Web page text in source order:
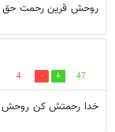
روحش قرین رحمت حق
47
4
خدا رحمتش کن روحش